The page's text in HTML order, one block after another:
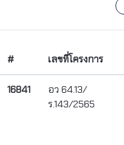
# เลขที่โครงการ
16841
อว 64.13/
ร.143/2565